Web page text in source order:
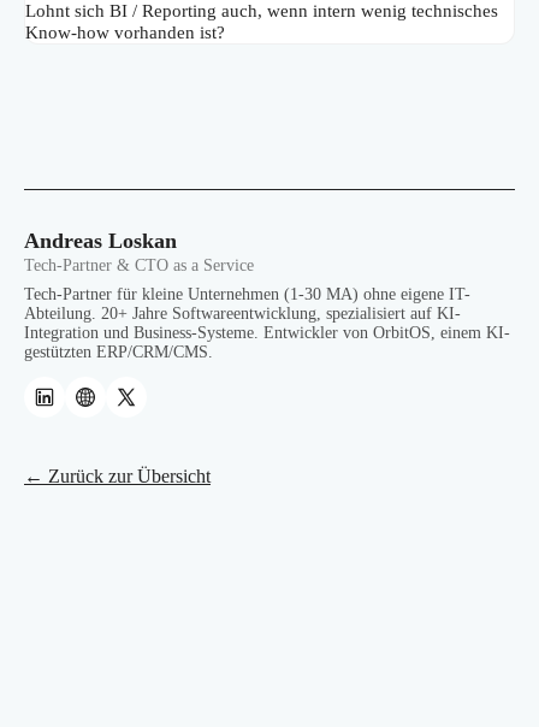
Lohnt sich BI / Reporting auch, wenn intern wenig technisches
Know-how vorhanden ist?
Andreas Loskan
Tech-Partner & CTO as a Service
Tech-Partner für kleine Unternehmen (1-30 MA) ohne eigene IT-
Abteilung. 20+ Jahre Softwareentwicklung, spezialisiert auf KI-
Integration und Business-Systeme. Entwickler von OrbitOS, einem KI-
gestützten ERP/CRM/CMS.
← Zurück zur Übersicht